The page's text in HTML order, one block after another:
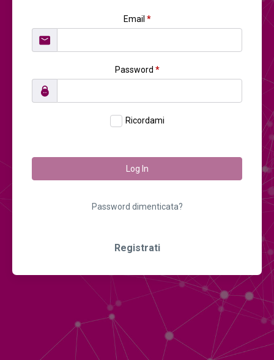
Email *
Password *
Ricordami
Log In
Password dimenticata?
Registrati